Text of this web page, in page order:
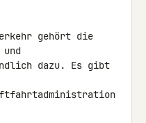
gehört die
dazu. Es gibt